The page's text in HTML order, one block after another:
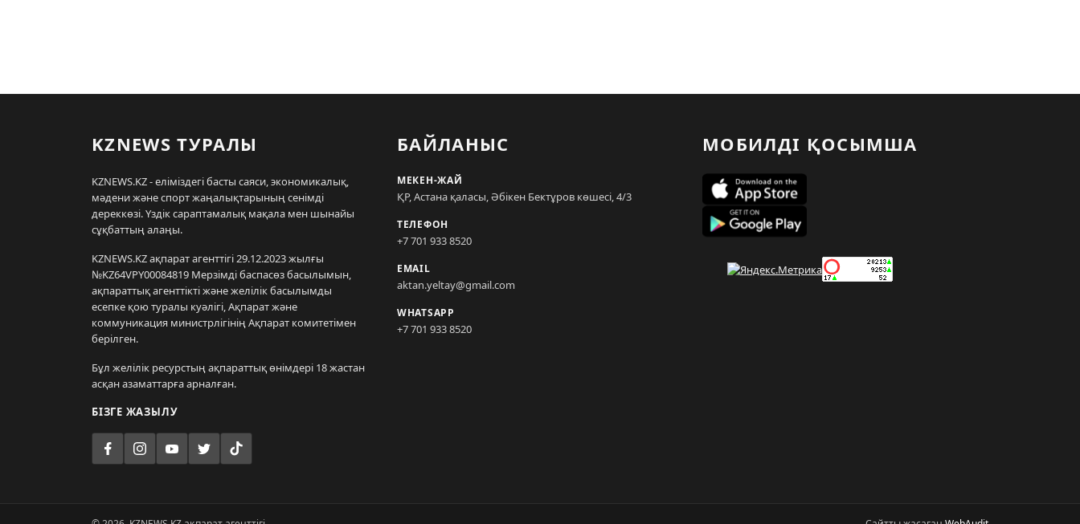
KZNEWS ТУРАЛЫ
KZNEWS.KZ - еліміздегі басты саяси, экономикалық,
мәдени және спорт жаңалықтарының сенімді
дереккөзі. Үздік сараптамалық мақала мен шынайы
сұқбаттың алаңы.
KZNEWS.KZ ақпарат агенттігі 29.12.2023 жылғы
№KZ64VPY00084819 Мерзімді баспасөз басылымын,
ақпараттық агенттікті және желілік басылымды
есепке қою туралы куәлігі, Ақпарат және
коммуникация министрлігінің Ақпарат комитетімен
берілген.
Бұл желілік ресурстың ақпараттық өнімдері 18 жастан
асқан азаматтарға арналған.
БІЗГЕ ЖАЗЫЛУ
БАЙЛАНЫС
МЕКЕН-ЖАЙ
ҚР, Астана қаласы, Әбікен Бектұров көшесі, 4/3
ТЕЛЕФОН
+7 701 933 8520
EMAIL
aktan.yeltay@gmail.com
WHATSAPP
+7 701 933 8520
МОБИЛДІ ҚОСЫМША